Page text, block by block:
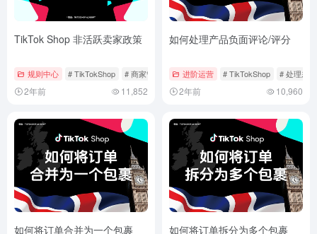
TikTok Shop 非活跃卖家政策
规则中心 # TikTokShop # 商家管理 # 店铺管理
2年前 11,852
如何处理产品负面评论/评分
进阶运营 # TikTokShop # 处理差评
2年前 10,960
如何将订单合并为一个包裹 如何将订单拆分为多个包裹